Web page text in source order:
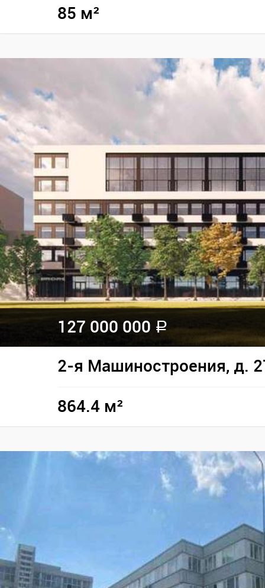
85 м²
127 000 000 a
2-я Машиностроения, д.
864.4 м²